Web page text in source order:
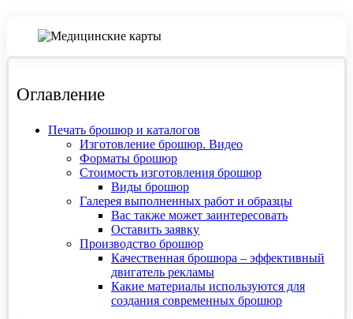
Оглавление
Печать брошюр и каталогов
Изготовление брошюр. Видео
Форматы брошюр
Стоимость изготовления брошюр
Виды брошюр
Галерея выполненных работ и образцы
Вас также может заинтересовать
Оставить заявку
Производство брошюр
Качественная брошюра – эффективный
двигатель рекламы
Какие материалы используются для
создания современных брошюр